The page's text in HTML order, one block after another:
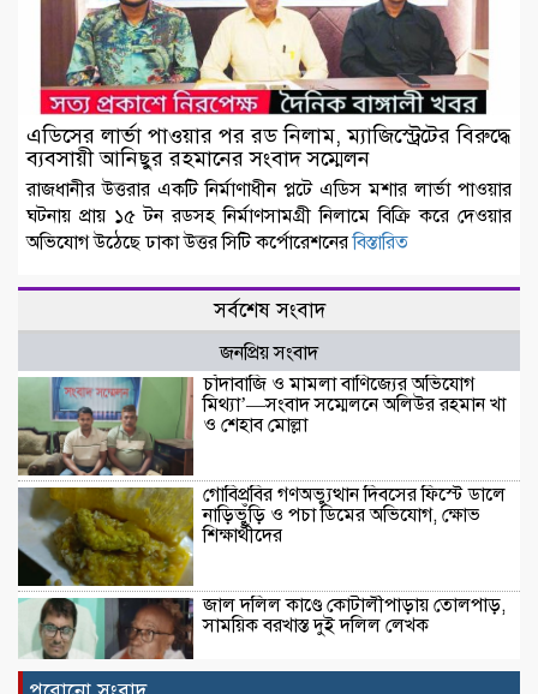
এডিসের লার্ভা পাওয়ার পর রড নিলাম, ম্যাজিস্ট্রেটের বিরুদ্ধে
ব্যবসায়ী আনিছুর রহমানের সংবাদ সম্মেলন
রাজধানীর উত্তরার একটি নির্মাণাধীন প্লটে এডিস মশার লার্ভা পাওয়ার
ঘটনায় প্রায় ১৫ টন রডসহ নির্মাণসামগ্রী নিলামে বিক্রি করে দেওয়ার
অভিযোগ উঠেছে ঢাকা উত্তর সিটি কর্পোরেশনেরবিস্তারিত
সর্বশেষ সংবাদ
জনপ্রিয় সংবাদ
চাঁদাবাজি ও মামলা বাণিজ্যের অভিযোগ
মিথ্যা’—সংবাদ সম্মেলনে অলিউর রহমান খা
ও শেহাব মোল্লা
গোবিপ্রবির গণঅভ্যুত্থান দিবসের ফিস্টে ডালে
নাড়িভুঁড়ি ও পচা ডিমের অভিযোগ, ক্ষোভ
শিক্ষার্থীদের
জাল দলিল কাণ্ডে কোটালীপাড়ায় তোলপাড়,
সাময়িক বরখাস্ত দুই দলিল লেখক